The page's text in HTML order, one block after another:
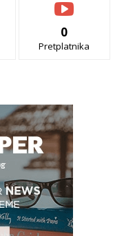
0
Pretplatnika